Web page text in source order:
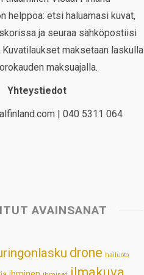
helppoa: etsi haluamasi kuvat,
ja seuraa sähköpostiisi
Kuvatilaukset maksetaan laskulla
maksuajalla.
Yhteystiedot
| 040 5311 064
AVAINSANAT
drone hailuoto